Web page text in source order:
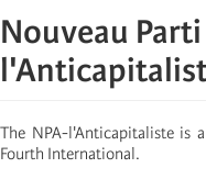
Nouveau
The NPA-l'Anticapitaliste is
Fourth International.